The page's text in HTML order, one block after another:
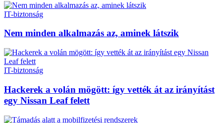
IT-biztonság
Nem minden alkalmazás az, aminek látszik
IT-biztonság
Hackerek a volán mögött: így vették át az irányítást
egy Nissan Leaf felett